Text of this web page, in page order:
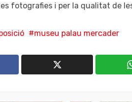
fotografies i per la qualitat de
museu palau mercader